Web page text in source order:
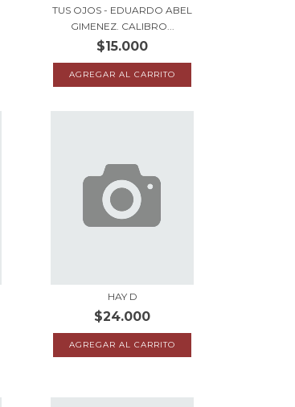
TUS OJOS - EDUARDO ABEL
GIMENEZ. CALIBRO...
$15.000
HAY D
$24.000